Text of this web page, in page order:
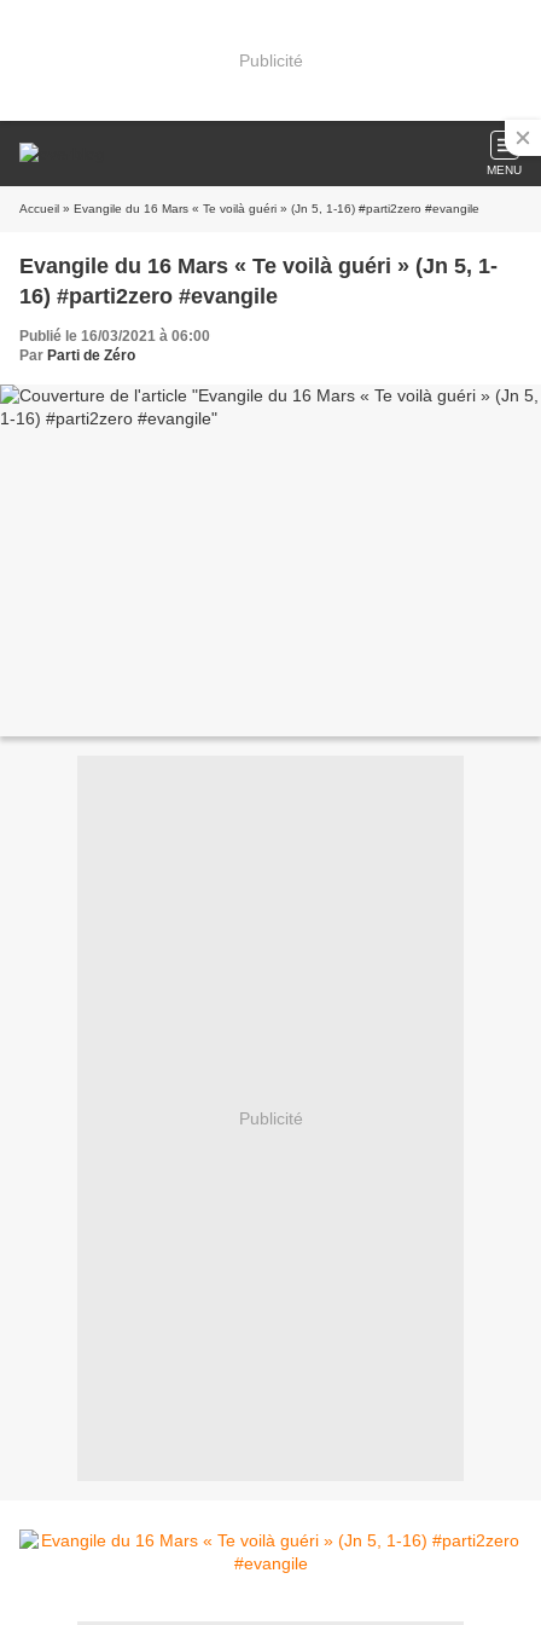
Publicité
MENU
Accueil » Evangile du 16 Mars « Te voilà guéri » (Jn 5, 1-16) #parti2zero #evangile
Evangile du 16 Mars « Te voilà guéri » (Jn 5, 1-
16) #parti2zero #evangile
Publié le 16/03/2021 à 06:00
Par Parti de Zéro
Publicité